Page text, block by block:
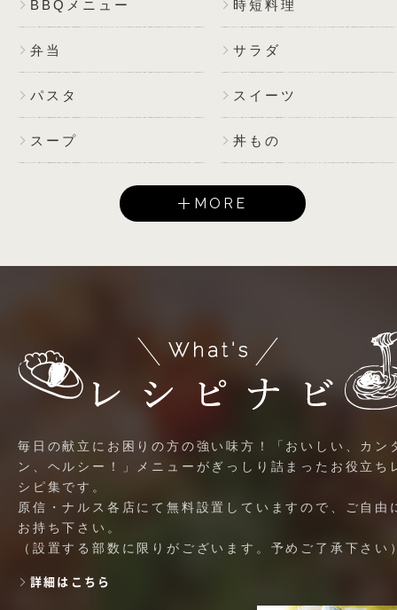
BBQメニュー 時短料理
弁当 サラダ
パスタ スイーツ
スープ 丼もの
MORE
毎日の献立にお困りの方の強い味方！「おいしい、カン
ン、ヘルシー！」メニューがぎっしり詰まったお役立ち
シピ集です。
原信・ナルス各店にて無料設置していますので、ご自由
お持ち下さい。
（設置する部数に限りがございます。予めご了承下さい
詳細はこちら